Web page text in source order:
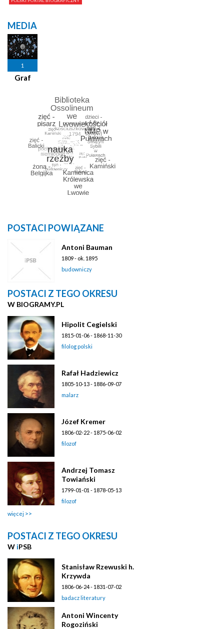
MEDIA
1
Graf
POSTACI POWIĄZANE
Antoni Bauman
1809 - ok. 1895
budowniczy
POSTACI Z TEGO OKRESU
W BIOGRAMY.PL
Hipolit Cegielski
1815-01-06 - 1868-11-30
filolog polski
Rafał Hadziewicz
1805-10-13 - 1886-09-07
malarz
Józef Kremer
1806-02-22 - 1875-06-02
filozof
Andrzej Tomasz
Towiański
1799-01-01 - 1878-05-13
filozof
więcej
POSTACI Z TEGO OKRESU
W iPSB
Stanisław Rzewuski h.
Krzywda
1806-06-24 - 1831-07-02
badacz literatury
Antoni Wincenty
Rogoziński